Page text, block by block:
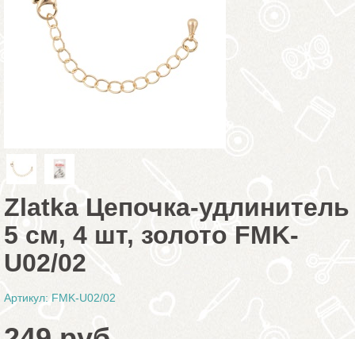
Zlatka Цепочка-удлинитель
5 см, 4 шт, золото FMK-
U02/02
Артикул: FMK-U02/02